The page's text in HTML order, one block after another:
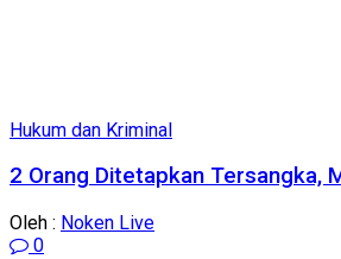
Hukum dan Kriminal
2 Orang Ditetapkan Tersangka,
Oleh : Noken Live
0